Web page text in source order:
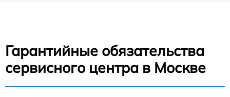
Гарантийные обязательства
сервисного центра в Москве